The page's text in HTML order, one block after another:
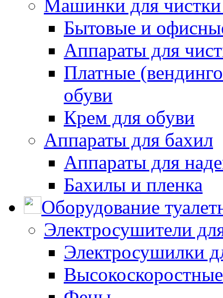
Машинки для
Бытовые и
Аппараты для
Платные
обуви
Крем для обуви
Аппараты для бахил
Аппараты для
Бахилы и пленка
Оборудование
Электросушители
Электросушилки